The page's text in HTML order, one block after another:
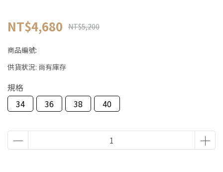
NT$4,680 NT$5,200
商品編號:
供貨狀況: 尚有庫存
規格
34
36 38 40